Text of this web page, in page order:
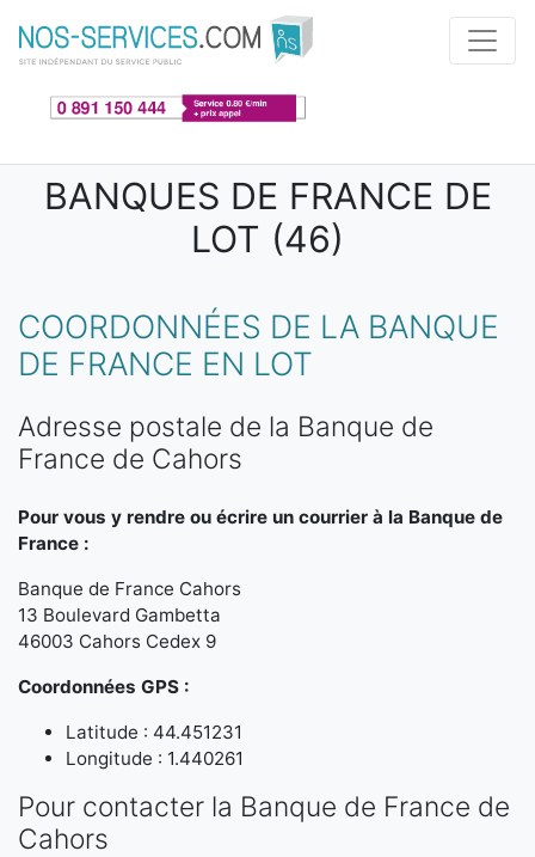
Aller au contenu principal
BANQUES DE FRANCE DE
LOT (46)
COORDONNÉES DE LA BANQUE
DE FRANCE EN LOT
Adresse postale de la Banque de
France de Cahors
Pour vous y rendre ou écrire un courrier à la Banque de
France :
Banque de France Cahors
13 Boulevard Gambetta
46003 Cahors Cedex 9
Coordonnées GPS :
Latitude : 44.451231
Longitude : 1.440261
Pour contacter la Banque de France de
Cahors